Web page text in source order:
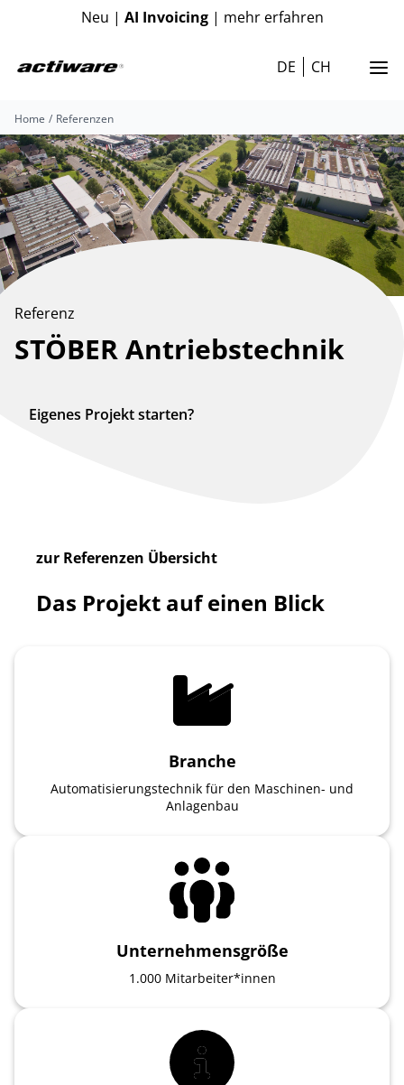
Neu | AI Invoicing| mehr erfahren
DE CH
Referenz
STÖBER Antriebstechnik
Eigenes Projekt starten?
Home Referenzen
zur Referenzen Übersicht
Das Projekt auf einen Blick
Branche
Automatisierungstechnik für den Maschinen- und
Anlagenbau
Unternehmensgröße
1.000 Mitarbeiter*innen